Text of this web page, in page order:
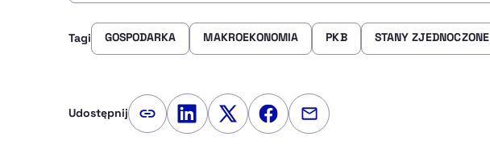
Tagi GOSPODARKA MAKROEKONOMIA PKB STANY ZJEDNOCZONE
Udostępnij Kopiuj link artykułu
Udostępnij na LinkedIn
Udostępnij na Twitterze
Udostępnij na Facebooku
Udostępnij przez e-mail